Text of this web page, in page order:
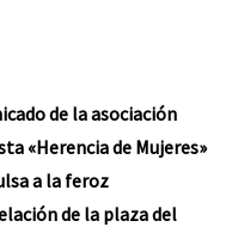
de la asociación
«Herencia de Mujeres»
a la feroz
de la plaza del